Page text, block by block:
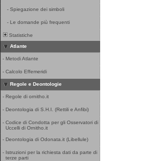
- Spiegazione dei simboli
- Le domande più frequenti
Statistiche
Atlante
- Metodi Atlante
- Calcolo Effemeridi
Regole e Deontologie
- Regole di ornitho.it
- Deontologia di S.H.I. (Rettili e Anfibi)
- Codice di Condotta per gli Osservatori di
Uccelli di Ornitho.it
- Deontologia di Odonata.it (Libellule)
- Istruzioni per la richiesta dati da parte di
terze parti